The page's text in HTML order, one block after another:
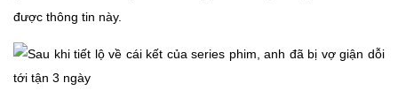
được thông tin này.